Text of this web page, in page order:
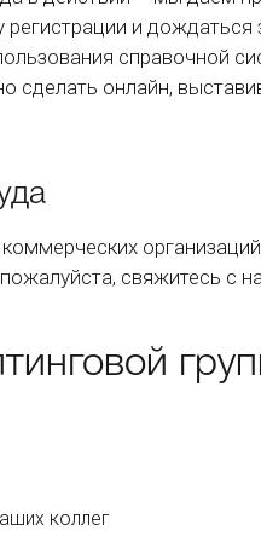
и дождаться
справочной
сделать онлайн,
свяжитесь с
коллег